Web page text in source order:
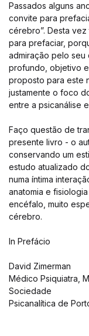
Passados alguns
convite para
cérebro”. Desta
para prefaciar,
admiração pelo seu
profundo, objetivo
proposto para este
justamente o foco
entre a psicanálise
Faço questão de
presente livro - o
conservando um
estudo atualizado
numa íntima
anatomia e
encéfalo, muito
cérebro.
In Prefácio
David Zimerman
Médico Psiquiatra,
Sociedade
Psicanalítica de